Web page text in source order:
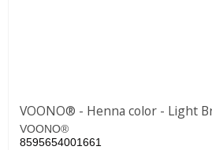
VOONO® - Henna color - Light
VOONO®
8595654001661